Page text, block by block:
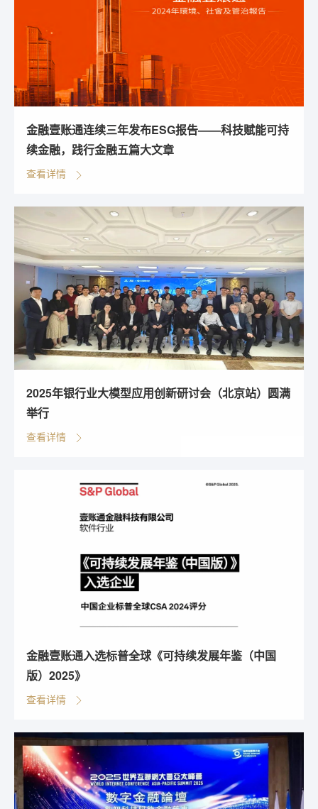
金融壹账通连续三年发布ESG报告——科技赋能可持
续金融，践行金融五篇大文章
查看详情
2025年银行业大模型应用创新研讨会（北京站）圆满
举行
查看详情
金融壹账通入选标普全球《可持续发展年鉴（中国
版）2025》
查看详情